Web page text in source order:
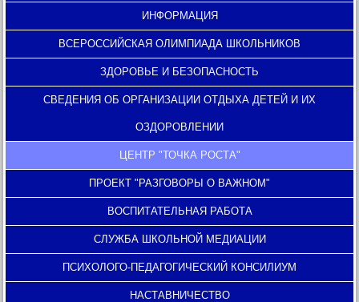
ИНФОРМАЦИЯ
ВСЕРОССИЙСКАЯ ОЛИМПИАДА ШКОЛЬНИКОВ
ЗДОРОВЬЕ И БЕЗОПАСНОСТЬ
СВЕДЕНИЯ ОБ ОРГАНИЗАЦИИ ОТДЫХА ДЕТЕЙ И ИХ
ОЗДОРОВЛЕНИИ
ЦЕНТР "ТОЧКА РОСТА"
ПРОЕКТ "РАЗГОВОРЫ О ВАЖНОМ"
ВОСПИТАТЕЛЬНАЯ РАБОТА
СЛУЖБА ШКОЛЬНОЙ МЕДИАЦИИ
ПСИХОЛОГО-ПЕДАГОГИЧЕСКИЙ КОНСИЛИУМ
НАСТАВНИЧЕСТВО